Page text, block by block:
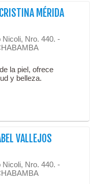
MÉRIDA
Nro. 440. -
la piel, ofrece
y belleza.
VALLEJOS
Nro. 440. -